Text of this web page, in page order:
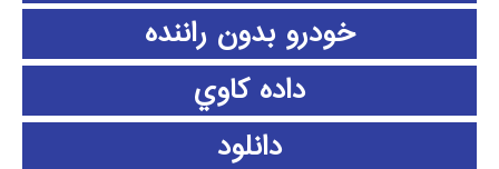
خودرو بدون راننده
داده كاوي
دانلود